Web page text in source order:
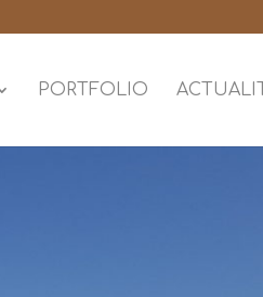
PORTFOLIO